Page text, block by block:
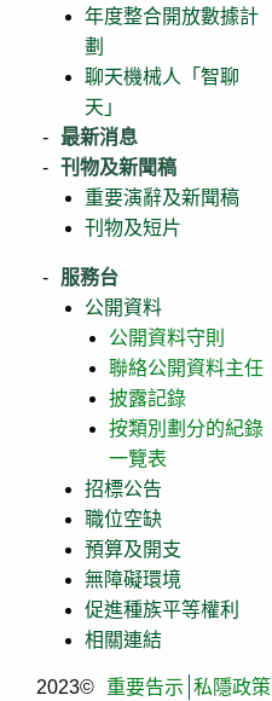
年度整合開放數據計
劃
聊天機械人「智聊
天」
最新消息
刊物及新聞稿
重要演辭及新聞稿
刊物及短片
服務台
公開資料
公開資料守則
聯絡公開資料主任
披露記錄
按類別劃分的紀錄
一覽表
招標公告
職位空缺
預算及開支
無障礙環境
促進種族平等權利
相關連結
2023© 重要告示 私隱政策